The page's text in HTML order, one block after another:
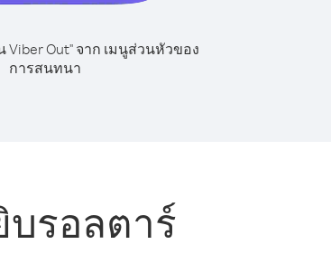
Viber Out" จาก เมนูส่วนหัวของ
การสนทนา
รอลตาร์